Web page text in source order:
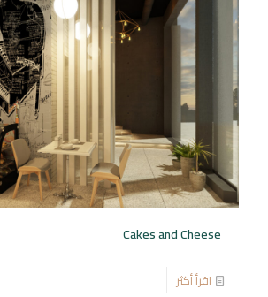
Cakes and Cheese
اقرأ أكثر